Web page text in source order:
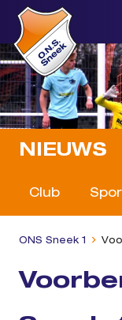
NIEUWS
Club
ONS Sneek 1